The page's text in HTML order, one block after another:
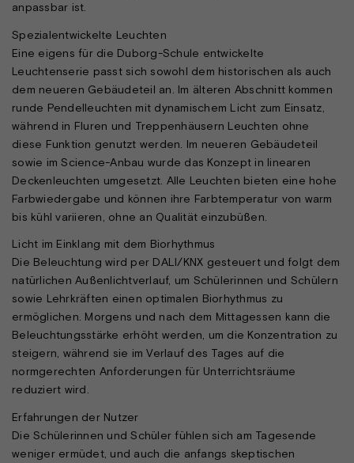
anpassbar ist.
Spezialentwickelte Leuchten
Eine eigens für die Duborg-Schule entwickelte
Leuchtenserie passt sich sowohl dem historischen als auch
dem neueren Gebäudeteil an. Im älteren Abschnitt kommen
runde Pendelleuchten mit dynamischem Licht zum Einsatz,
während in Fluren und Treppenhäusern Leuchten ohne
diese Funktion genutzt werden. Im neueren Gebäudeteil
sowie im Science-Anbau wurde das Konzept in linearen
Deckenleuchten umgesetzt. Alle Leuchten bieten eine hohe
Farbwiedergabe und können ihre Farbtemperatur von warm
bis kühl variieren, ohne an Qualität einzubüßen.
Licht im Einklang mit dem Biorhythmus
Die Beleuchtung wird per DALI/KNX gesteuert und folgt dem
natürlichen Außenlichtverlauf, um Schülerinnen und Schülern
sowie Lehrkräften einen optimalen Biorhythmus zu
ermöglichen. Morgens und nach dem Mittagessen kann die
Beleuchtungsstärke erhöht werden, um die Konzentration zu
steigern, während sie im Verlauf des Tages auf die
normgerechten Anforderungen für Unterrichtsräume
reduziert wird.
Erfahrungen der Nutzer
Die Schülerinnen und Schüler fühlen sich am Tagesende
weniger ermüdet, und auch die anfangs skeptischen